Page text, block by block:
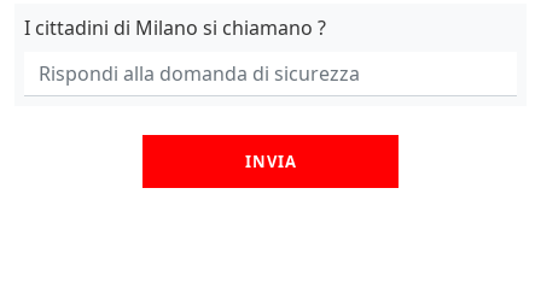
I cittadini di Milano si chiamano ?
INVIA